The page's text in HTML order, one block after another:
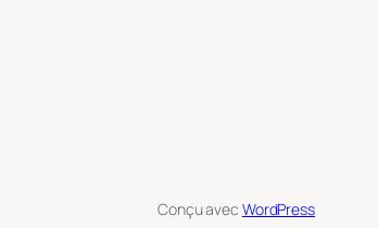
Conçu avec WordPress